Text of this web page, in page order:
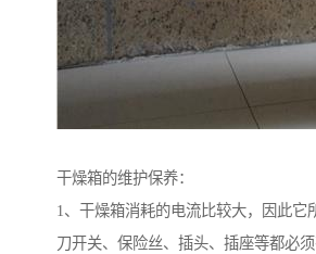
干燥箱的维护保养：
1、干燥箱消耗的电流比较大，因此它
刀开关、保险丝、插头、插座等都必须